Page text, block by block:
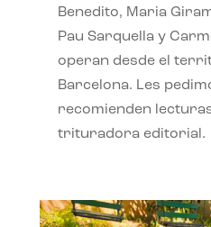
Benedito, Maria
Pau Sarquella y
operan desde el
Barcelona. Les
recomienden
trituradora editorial.